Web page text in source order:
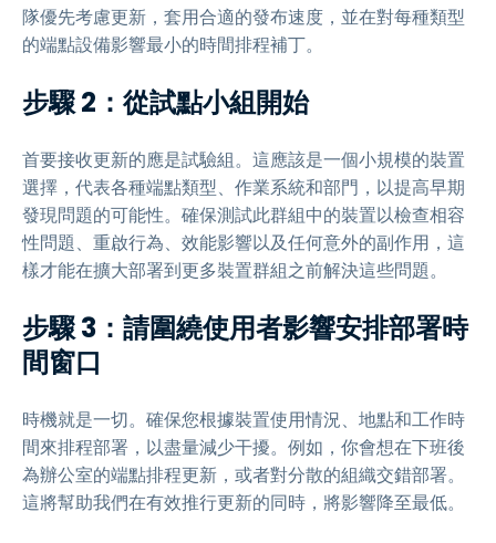
隊優先考慮更新，套用合適的發布速度，並在對每種類型
的端點設備影響最小的時間排程補丁。
步驟 2：從試點小組開始
首要接收更新的應是試驗組。這應該是一個小規模的裝置
選擇，代表各種端點類型、作業系統和部門，以提高早期
發現問題的可能性。確保測試此群組中的裝置以檢查相容
性問題、重啟行為、效能影響以及任何意外的副作用，這
樣才能在擴大部署到更多裝置群組之前解決這些問題。
步驟 3：請圍繞使用者影響安排部署時
間窗口
時機就是一切。確保您根據裝置使用情況、地點和工作時
間來排程部署，以盡量減少干擾。例如，你會想在下班後
為辦公室的端點排程更新，或者對分散的組織交錯部署。
這將幫助我們在有效推行更新的同時，將影響降至最低。